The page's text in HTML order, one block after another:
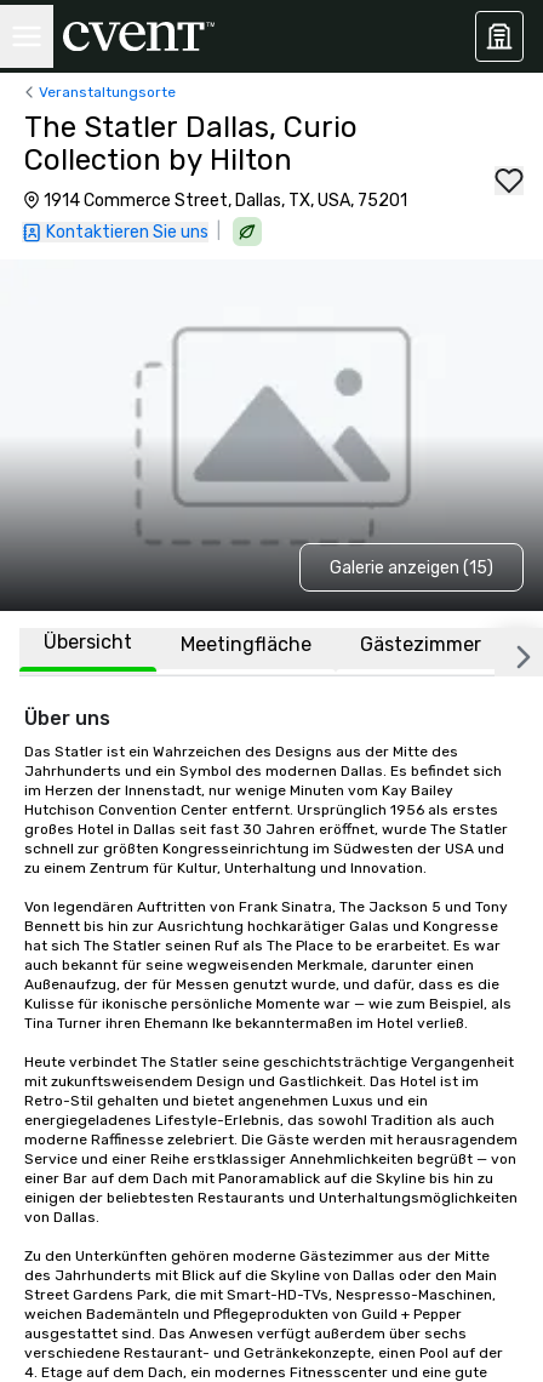
Veranstaltungsorte
The Statler Dallas, Curio
Collection by Hilton
1914 Commerce Street, Dallas, TX, USA, 75201
Kontaktieren Sie uns
Galerie anzeigen (15)
Übersicht Meetingfläche Gästezimmer
Über uns
Das Statler ist ein Wahrzeichen des Designs aus der Mitte des
Jahrhunderts und ein Symbol des modernen Dallas. Es befindet sich
im Herzen der Innenstadt, nur wenige Minuten vom Kay Bailey
Hutchison Convention Center entfernt. Ursprünglich 1956 als erstes
großes Hotel in Dallas seit fast 30 Jahren eröffnet, wurde The Statler
schnell zur größten Kongresseinrichtung im Südwesten der USA und
zu einem Zentrum für Kultur, Unterhaltung und Innovation.
Von legendären Auftritten von Frank Sinatra, The Jackson 5 und Tony
Bennett bis hin zur Ausrichtung hochkarätiger Galas und Kongresse
hat sich The Statler seinen Ruf als The Place to be erarbeitet. Es war
auch bekannt für seine wegweisenden Merkmale, darunter einen
Außenaufzug, der für Messen genutzt wurde, und dafür, dass es die
Kulisse für ikonische persönliche Momente war — wie zum Beispiel, als
Tina Turner ihren Ehemann Ike bekanntermaßen im Hotel verließ.
Heute verbindet The Statler seine geschichtsträchtige Vergangenheit
mit zukunftsweisendem Design und Gastlichkeit. Das Hotel ist im
Retro-Stil gehalten und bietet angenehmen Luxus und ein
energiegeladenes Lifestyle-Erlebnis, das sowohl Tradition als auch
moderne Raffinesse zelebriert. Die Gäste werden mit herausragendem
Service und einer Reihe erstklassiger Annehmlichkeiten begrüßt — von
einer Bar auf dem Dach mit Panoramablick auf die Skyline bis hin zu
einigen der beliebtesten Restaurants und Unterhaltungsmöglichkeiten
von Dallas.
Zu den Unterkünften gehören moderne Gästezimmer aus der Mitte
des Jahrhunderts mit Blick auf die Skyline von Dallas oder den Main
Street Gardens Park, die mit Smart-HD-TVs, Nespresso-Maschinen,
weichen Bademänteln und Pflegeprodukten von Guild + Pepper
ausgestattet sind. Das Anwesen verfügt außerdem über sechs
verschiedene Restaurant- und Getränkekonzepte, einen Pool auf der
4. Etage auf dem Dach, ein modernes Fitnesscenter und eine gute